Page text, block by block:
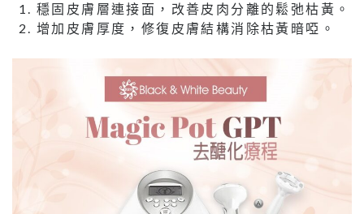
穩固皮膚層連接面，改善皮肉分離的鬆弛枯黃。
增加皮膚厚度，修復皮膚結構消除枯黃暗啞。